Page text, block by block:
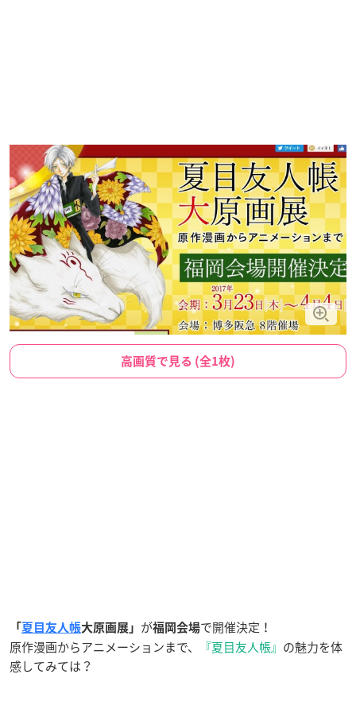
高画質で見る (全1枚)
「夏目友人帳大原画展」 が福岡会場で開催決定！
原作漫画からアニメーションまで、
『夏目友人帳』 の魅力を体
感してみては？